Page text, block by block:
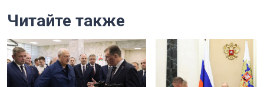
Читайте также